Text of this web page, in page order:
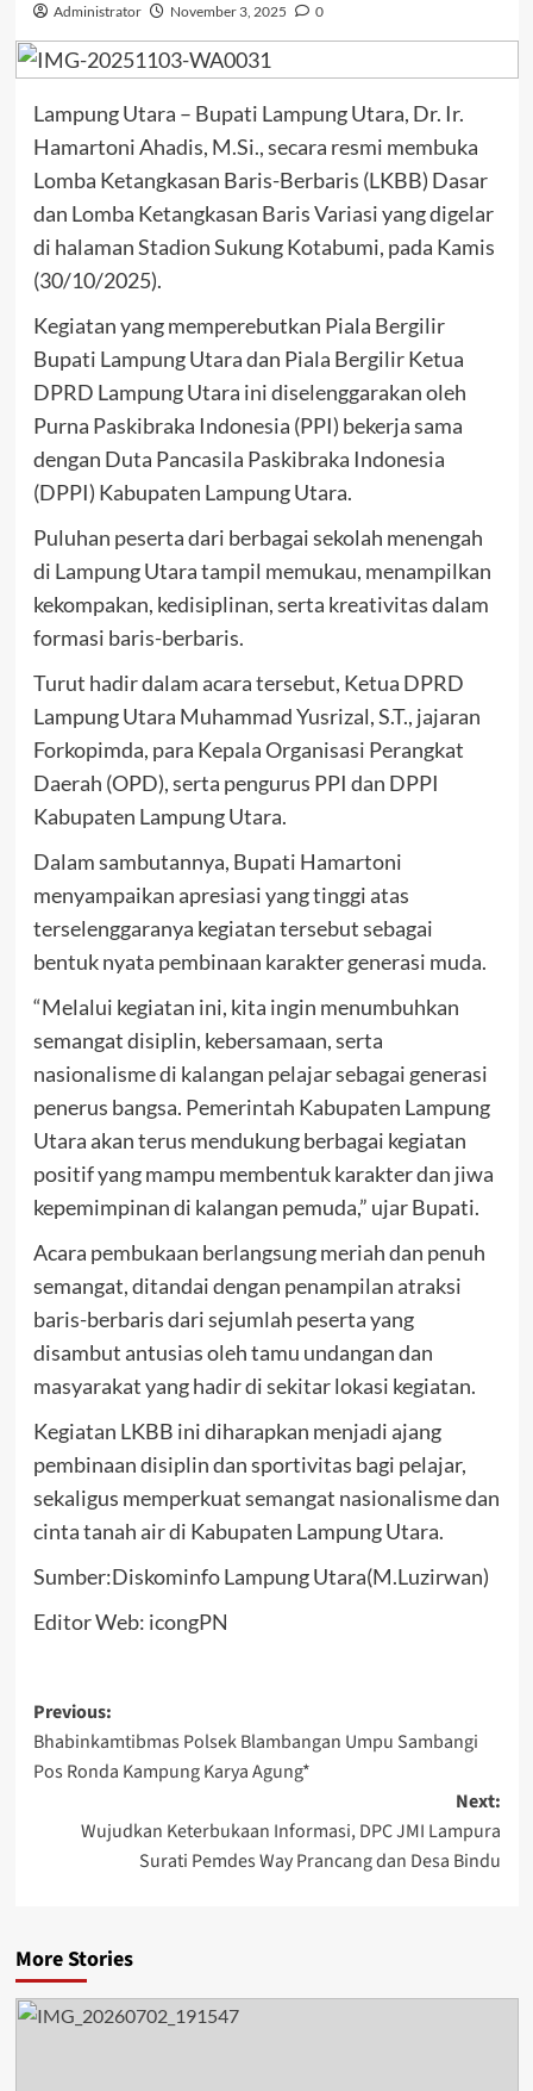
Administrator November 3, 2025 0
Lampung Utara – Bupati Lampung Utara, Dr. Ir.
Hamartoni Ahadis, M.Si., secara resmi membuka
Lomba Ketangkasan Baris-Berbaris (LKBB) Dasar
dan Lomba Ketangkasan Baris Variasi yang digelar
di halaman Stadion Sukung Kotabumi, pada Kamis
(30/10/2025).
Kegiatan yang memperebutkan Piala Bergilir
Bupati Lampung Utara dan Piala Bergilir Ketua
DPRD Lampung Utara ini diselenggarakan oleh
Purna Paskibraka Indonesia (PPI) bekerja sama
dengan Duta Pancasila Paskibraka Indonesia
(DPPI) Kabupaten Lampung Utara.
Puluhan peserta dari berbagai sekolah menengah
di Lampung Utara tampil memukau, menampilkan
kekompakan, kedisiplinan, serta kreativitas dalam
formasi baris-berbaris.
Turut hadir dalam acara tersebut, Ketua DPRD
Lampung Utara Muhammad Yusrizal, S.T., jajaran
Forkopimda, para Kepala Organisasi Perangkat
Daerah (OPD), serta pengurus PPI dan DPPI
Kabupaten Lampung Utara.
Dalam sambutannya, Bupati Hamartoni
menyampaikan apresiasi yang tinggi atas
terselenggaranya kegiatan tersebut sebagai
bentuk nyata pembinaan karakter generasi muda.
“Melalui kegiatan ini, kita ingin menumbuhkan
semangat disiplin, kebersamaan, serta
nasionalisme di kalangan pelajar sebagai generasi
penerus bangsa. Pemerintah Kabupaten Lampung
Utara akan terus mendukung berbagai kegiatan
positif yang mampu membentuk karakter dan jiwa
kepemimpinan di kalangan pemuda,” ujar Bupati.
Acara pembukaan berlangsung meriah dan penuh
semangat, ditandai dengan penampilan atraksi
baris-berbaris dari sejumlah peserta yang
disambut antusias oleh tamu undangan dan
masyarakat yang hadir di sekitar lokasi kegiatan.
Kegiatan LKBB ini diharapkan menjadi ajang
pembinaan disiplin dan sportivitas bagi pelajar,
sekaligus memperkuat semangat nasionalisme dan
cinta tanah air di Kabupaten Lampung Utara.
Sumber:Diskominfo Lampung Utara(M.Luzirwan)
Editor Web: icongPN
Post
navigation
Previous:
Bhabinkamtibmas Polsek Blambangan Umpu Sambangi
Pos Ronda Kampung Karya Agung*
Next:
Wujudkan Keterbukaan Informasi, DPC JMI Lampura
Surati Pemdes Way Prancang dan Desa Bindu
More Stories